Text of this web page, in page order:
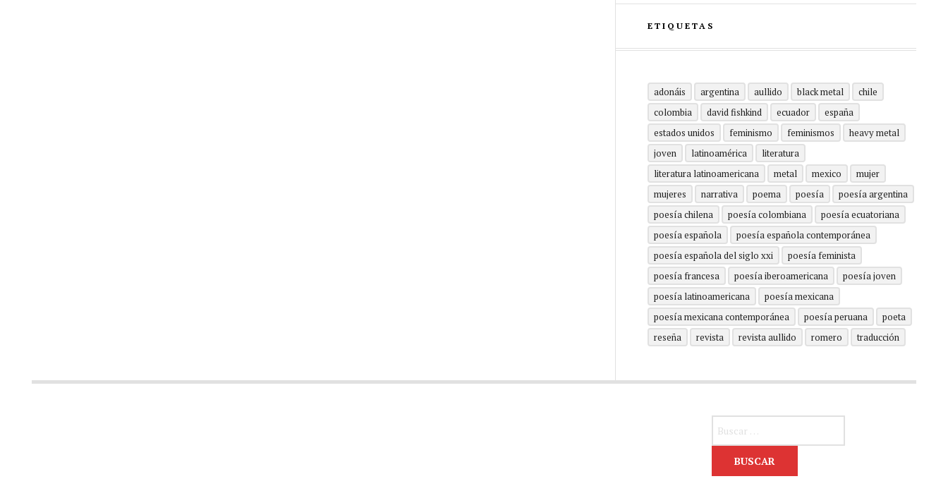
ETIQUETAS
adonáis argentina aullido black metal
chile
colombia
david fishkind ecuador
españa
estados unidos
feminismo feminismos
heavy metal
joven
latinoamérica
literatura
literatura latinoamericana
metal mexico
mujer
mujeres
narrativa poema poesía
poesía argentina
poesía chilena
poesía colombiana
poesía ecuatoriana
poesía española
poesía española contemporánea
poesía española del siglo xxi
poesía feminista
poesía francesa
poesía iberoamericana
poesía joven
poesía latinoamericana
poesía mexicana
poesía mexicana contemporánea
poesía peruana
poeta
reseña
revista revista aullido romero traducción